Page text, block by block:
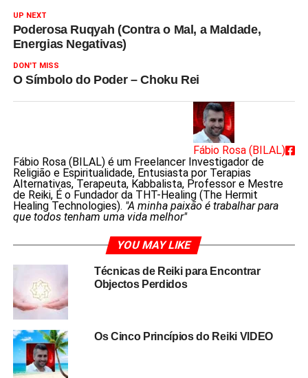
UP NEXT
Poderosa Ruqyah (Contra o Mal, a Maldade,
Energias Negativas)
DON'T MISS
O Símbolo do Poder – Choku Rei
Fábio Rosa (BILAL)
Fábio Rosa (BILAL) é um Freelancer Investigador de
Religião e Espiritualidade, Entusiasta por Terapias
Alternativas, Terapeuta, Kabbalista, Professor e Mestre
de Reiki, É o Fundador da THT-Healing (The Hermit
Healing Technologies). "A minha paixão é trabalhar para
que todos tenham uma vida melhor"
YOU MAY LIKE
Técnicas de Reiki para Encontrar
Objectos Perdidos
Os Cinco Princípios do Reiki VIDEO